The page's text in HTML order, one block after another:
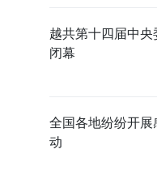
越共第十四届中
闭幕
全国各地纷纷开
动